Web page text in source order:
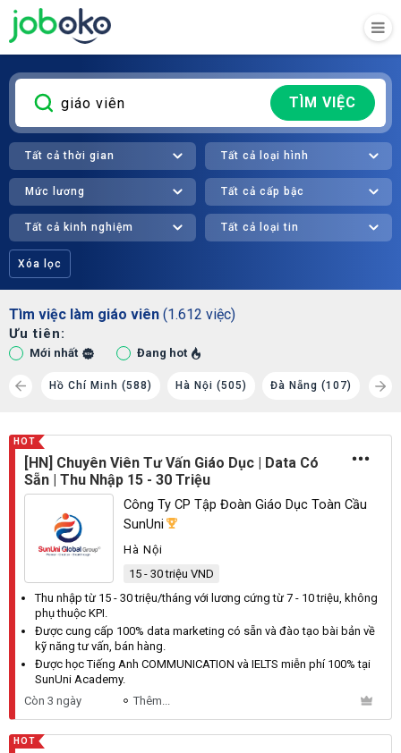
TÌM VIỆC
Tất cả thời gian Tất cả loại hình
Mức lương Tất cả cấp bậc
Tất cả kinh nghiệm Tất cả loại tin
Xóa lọc
Tìm việc làm giáo viên (1.612 việc)
Ưu tiên:
Mới nhất Đang hot
(60) Hồ Chí Minh (588) Hà Nội (505) Đà Nẵng (107) Cần
HOT
[HN] Chuyên Viên Tư Vấn Giáo Dục | Data Có
Sẵn | Thu Nhập 15 - 30 Triệu
Công Ty CP Tập Đoàn Giáo Dục Toàn Cầu
SunUni
Hà Nội
15 - 30 triệu VND
Thu nhập từ 15 - 30 triệu/tháng với lương cứng từ 7 - 10 triệu, không
phụ thuộc KPI.
Được cung cấp 100% data marketing có sẵn và đào tạo bài bản về
kỹ năng tư vấn, bán hàng.
Được học Tiếng Anh COMMUNICATION và IELTS miễn phí 100% tại
SunUni Academy.
Còn 3 ngày
Thêm...
HOT